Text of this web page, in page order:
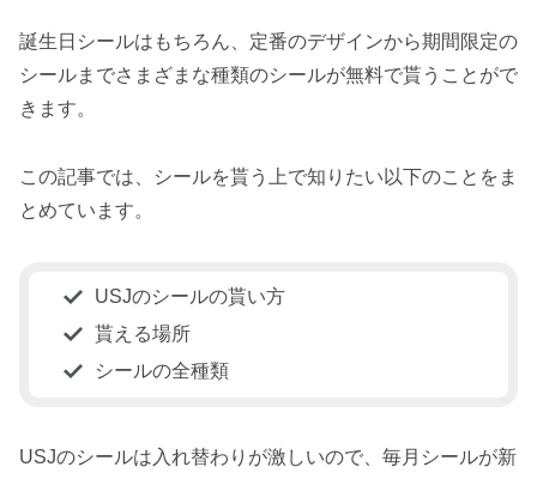
誕生日シールはもちろん、定番のデザインから期間限定の
シールまでさまざまな種類のシールが無料で貰うことがで
きます。
この記事では、シールを貰う上で知りたい以下のことをま
とめています。
USJのシールの貰い方
貰える場所
シールの全種類
USJのシールは入れ替わりが激しいので、毎月シールが新